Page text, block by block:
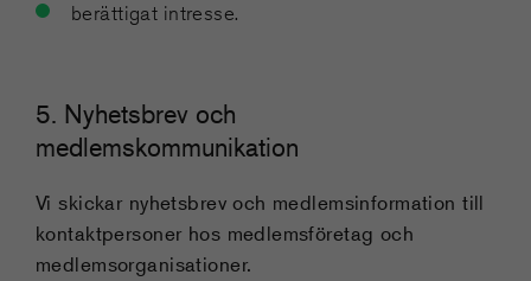
berättigat intresse.
5. Nyhetsbrev och
medlemskommunikation
Vi skickar nyhetsbrev och medlemsinformation till
kontaktpersoner hos medlemsföretag och
medlemsorganisationer.